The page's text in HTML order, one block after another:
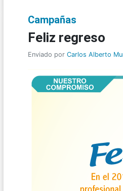
Campañas
Feliz regreso
Enviado por Carlos Alberto